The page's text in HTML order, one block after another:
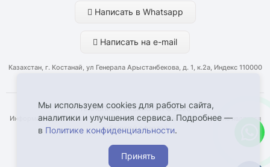
Написать в Whatsapp
Написать на e-mail
Казахстан, г. Костанай, ул Генерала Арыстанбекова, д. 1, к.2а, Индекс 110000
ТЕХНОПРОМ КАЗАХСТАН © 2026
Информация, указанная на сайте, имеет справочный характер и не является
публичной офертой
Мы используем cookies для работы сайта,
аналитики и улучшения сервиса. Подробнее —
в Политике конфиденциальности.
Принять